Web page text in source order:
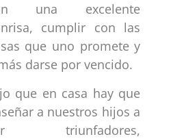
una excelente
cumplir con las
que uno promete y
darse por vencido.
que en casa hay que
a nuestros hijos a
triunfadores,